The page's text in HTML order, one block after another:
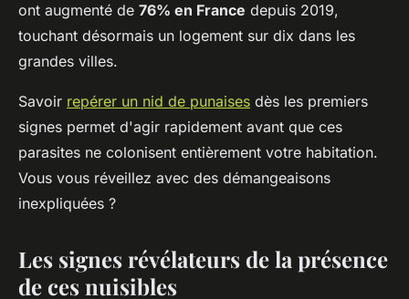
ont augmenté de 76% en France depuis 2019,
touchant désormais un logement sur dix dans les
grandes villes.
Savoir repérer un nid de punaises dès les premiers
signes permet d'agir rapidement avant que ces
parasites ne colonisent entièrement votre habitation.
Vous vous réveillez avec des démangeaisons
inexpliquées ?
Les signes révélateurs de la présence
de ces nuisibles